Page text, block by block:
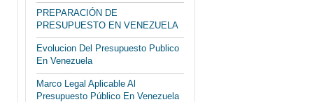
PREPARACIÓN DE
PRESUPUESTO EN VENEZUELA
Evolucion Del Presupuesto Publico
En Venezuela
Marco Legal Aplicable Al
Presupuesto Público En Venezuela